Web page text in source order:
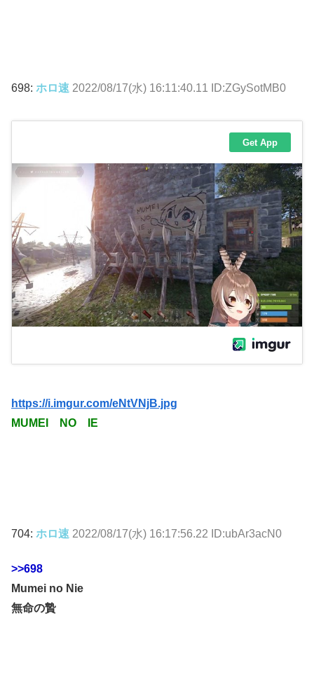
698: ホロ速 2022/08/17(水) 16:11:40.11 ID:ZGySotMB0
https://i.imgur.com/eNtVNjB.jpg
MUMEI NO IE
704: ホロ速 2022/08/17(水) 16:17:56.22 ID:ubAr3acN0
>>698
Mumei no Nie
無命の贄